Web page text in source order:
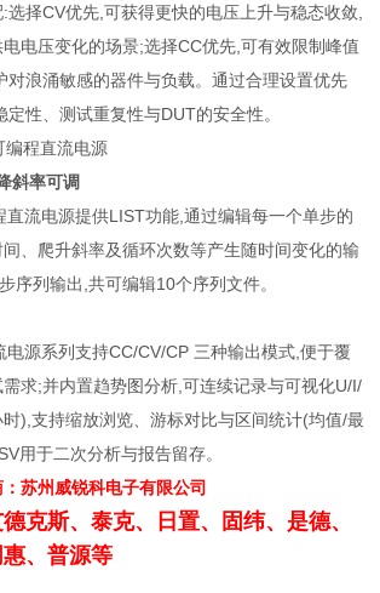
选择CV优先,可获得更快的电压上升与稳态收敛,
电压变化的场景;选择CC优先,可有效限制峰值
对浪涌敏感的器件与负载。通过合理设置优先
性、测试重复性与DUT的安全性。
斜率可调
直流电源提供LIST功能,通过编辑每一个单步的
、爬升斜率及循环次数等产生随时间变化的输
序列输出,共可编辑10个序列文件。
电源系列支持CC/CV/CP 三种输出模式,便于覆
求;并内置趋势图分析,可连续记录与可视化U/I/
),支持缩放浏览、游标对比与区间统计(均值/最
用于二次分析与报告留存。
苏州威锐科电子有限公司
克斯、泰克、日置、固纬、是德、
、普源等